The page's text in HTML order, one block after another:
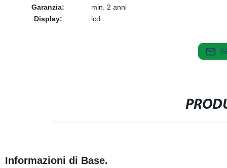
Garanzia:
min. 2 anni
Display:
lcd
Informazioni di Base.